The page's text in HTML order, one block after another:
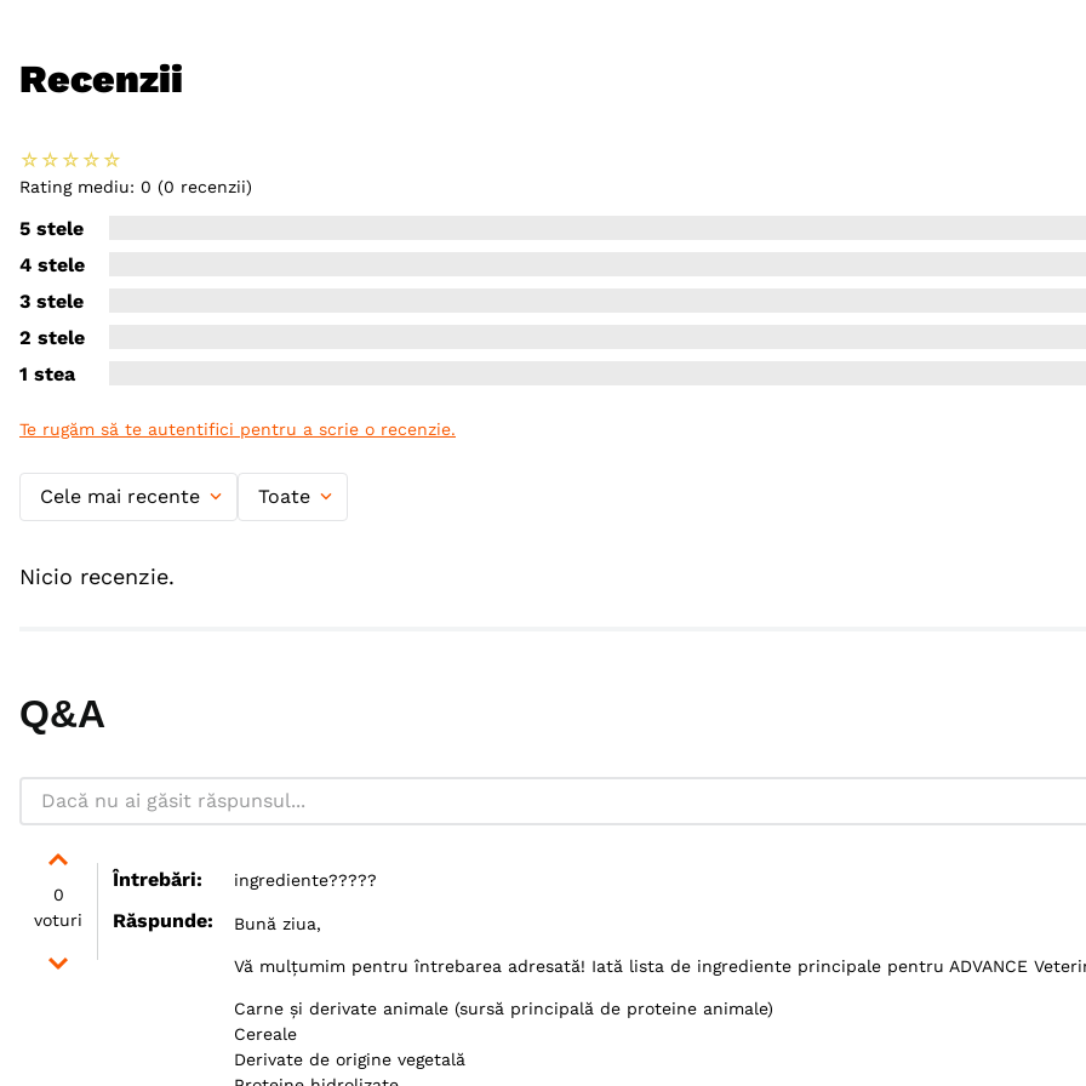
Recenzii
☆ ☆ ☆ ☆ ☆
Rating mediu: 0 (0 recenzii)
5 stele
4 stele
3 stele
2 stele
1 stea
Te rugăm să te autentifici pentru a scrie o recenzie.
Cele mai recente Toate
Nicio recenzie.
Q&A
0
voturi
Întrebări: ingrediente?????
Răspunde: Bună ziua,
Vă mulțumim pentru întrebarea adresată! Iată lista de ingrediente principale pentru ADVANCE
Carne și derivate animale (sursă principală de proteine animale)
Cereale
Derivate de origine vegetală